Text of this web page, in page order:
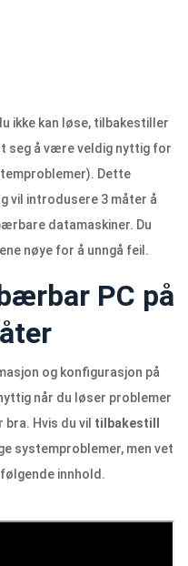
ikke kan løse, tilbakestiller
seg å være veldig nyttig for
Dette
vil introdusere 3 måter å
datamaskiner. Du
nøye for å unngå feil.
PC på
og konfigurasjon på
når du løser problemer
Hvis du vil tilbakestill
systemproblemer, men vet
innhold.